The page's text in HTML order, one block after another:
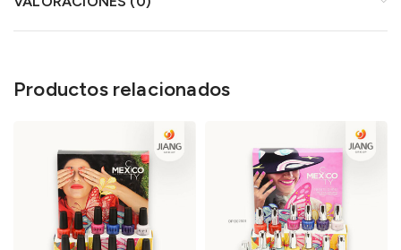
Productos relacionados